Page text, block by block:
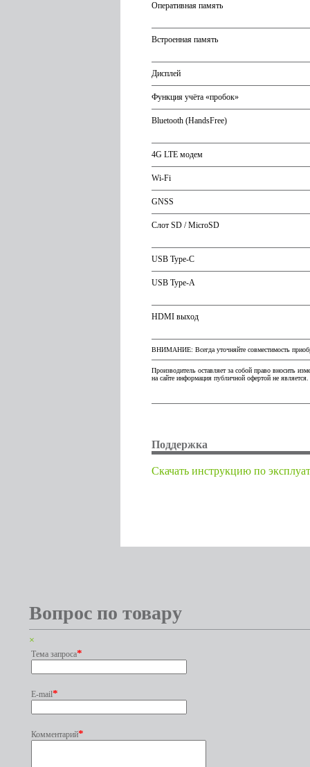
Оперативная память
Встроенная память
Дисплей
Функция учёта «пробок»
Bluetooth (HandsFree)
4G LTE модем
Wi-Fi
GNSS
Слот SD / MicroSD
USB Type-C
USB Type-A
HDMI выход
ВНИМАНИЕ: Всегда уточняйте совместимость
Производитель оставляет за собой право вносить
на сайте информация публичной офертой не является.
Поддержка
Cкачать инструкцию по
Вопрос по товару
×
Тема запроса*
E-mail*
Комментарий*